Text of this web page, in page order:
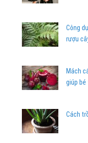
Công
rượu
Mách
giúp bé
Cách